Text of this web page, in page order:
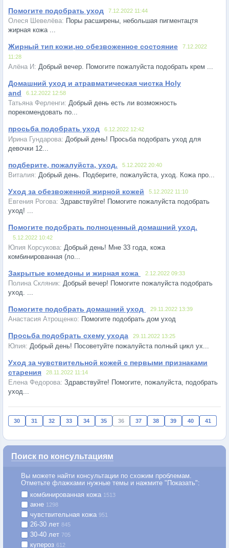
Помогите подобрать уход 7.12.2022 11:44
Поры расширены, небольшая пигментацтя
жирная кожа ...
Жирный тип кожи,но обезвоженное состояние
7.12.2022
11:28
Добрый вечер. Помогите пожалуйста подобрать крем ...
Домашний уход и атравматическая чистка Holy
and
6.12.2022 12:58
Добрый день есть ли возможность
порекомендовать по...
просьба подобрать уход 6.12.2022 12:42
Добрый день! Просьба подобрать уход для
девочки 12...
подберите, пожалуйста, уход. 5.12.2022 20:40
Добрый день. Подберите, пожалуйста, уход. Кожа про...
Уход за обезвоженной жирной кожей 5.12.2022 11:10
Здравствуйте! Помогите пожалуйста подобрать
уход! ...
Помогите подобрать полноценный домашний уход.
5.12.2022 10:42
Добрый день! Мне 33 года, кожа
комбинированная (ло...
Закрытые комедоны и жирная кожа 2.12.2022 09:33
Добрый вечер! Помогите пожалуйста подобрать
уход. ...
Помогите подобрать домашний уход 29.11.2022 13:39
Помогите подобрать дом уход
Просьба подобрать схему ухода 29.11.2022 13:25
Добрый день! Посоветуйте пожалуйста полный цикл ух...
Уход за чувствительной кожей с первыми признаками
старения
28.11.2022 11:14
Здравствуйте! Помогите, пожалуйста, подобрать
уход...
30 31 32 33 34 35 36 37 38 39 40 41
Поиск по консультациям
Вы можете найти консультации по схожим проблемам.
Отметьте флажками нужные темы и нажмите "Показать":
комбинированная кожа 1513
акне 1298
чувствительная кожа 951
26-30 лет 845
30-40 лет 705
купероз 612